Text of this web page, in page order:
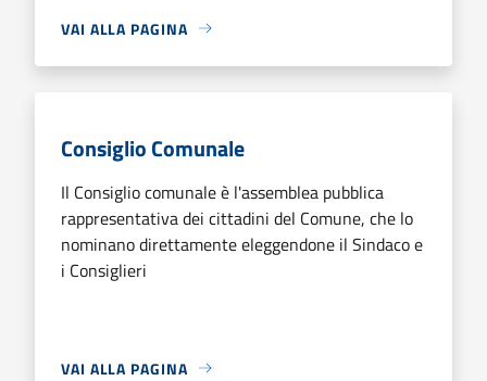
VAI ALLA PAGINA
Consiglio Comunale
Il Consiglio comunale è l'assemblea pubblica
rappresentativa dei cittadini del Comune, che lo
nominano direttamente eleggendone il Sindaco e
i Consiglieri
VAI ALLA PAGINA